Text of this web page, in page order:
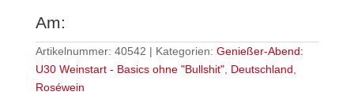
Am:
Artikelnummer: 40542 Kategorien: Genießer-Abend:
U30 Weinstart - Basics ohne "Bullshit", Deutschland
Roséwein